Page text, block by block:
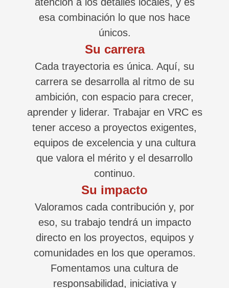
esa combinación lo que nos hace
únicos.
Su carrera
Cada trayectoria es única. Aquí, su
carrera se desarrolla al ritmo de su
ambición, con espacio para crecer,
aprender y liderar. Trabajar en VRC es
tener acceso a proyectos exigentes,
equipos de excelencia y una cultura
que valora el mérito y el desarrollo
continuo.
Su impacto
Valoramos cada contribución y, por
eso, su trabajo tendrá un impacto
directo en los proyectos, equipos y
comunidades en los que operamos.
Fomentamos una cultura de
responsabilidad, iniciativa y